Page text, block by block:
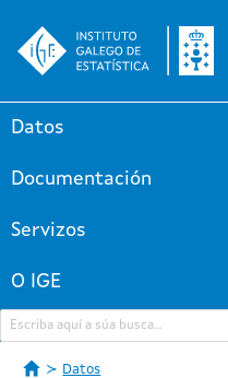
Datos
Documentación
Servizos
O IGE
Datos